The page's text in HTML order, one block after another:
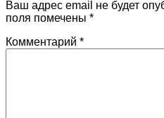
Ваш адрес email не будет
поля помечены *
Комментарий *